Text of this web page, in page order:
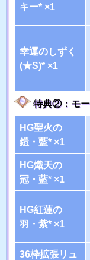
キー* ×1
幸運のしずく
(★S)* ×1
特典②：モー
HG聖火の
鎧・藍* ×1
HG熾天の
冠・藍* ×1
HG紅蓮の
羽・紫* ×1
36枠拡張リュ